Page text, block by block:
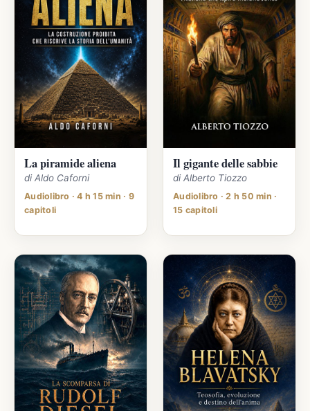
La piramide aliena
di Aldo Caforni
Audiolibro · 4 h 15 min · 9
capitoli
Il gigante delle sabbie
di Alberto Tiozzo
Audiolibro · 2 h 50 min ·
15 capitoli